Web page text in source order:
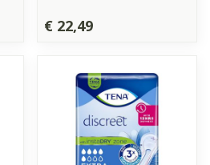
€ 22,49